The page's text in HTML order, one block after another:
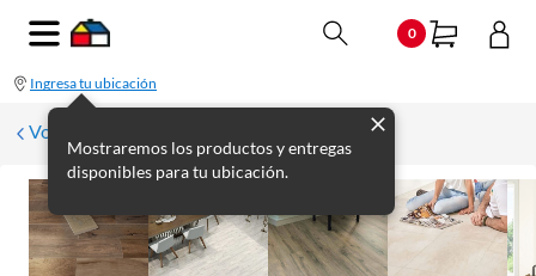
0
Ingresa tu ubicación
Mostraremos los productos y entregas
disponibles para tu ubicación.
Volver